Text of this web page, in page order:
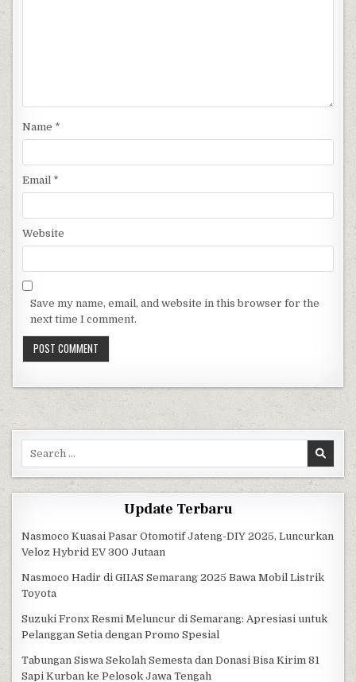
Name *
Email *
Website
Save my name, email, and website in this browser for the
next time I comment.
Update Terbaru
Nasmoco Kuasai Pasar Otomotif Jateng-DIY 2025, Luncurkan
Veloz Hybrid EV 300 Jutaan
Nasmoco Hadir di GIIAS Semarang 2025 Bawa Mobil Listrik
Toyota
Suzuki Fronx Resmi Meluncur di Semarang: Apresiasi untuk
Pelanggan Setia dengan Promo Spesial
Tabungan Siswa Sekolah Semesta dan Donasi Bisa Kirim 81
Sapi Kurban ke Pelosok Jawa Tengah